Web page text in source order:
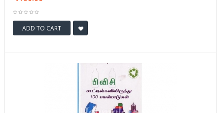
ADD TO CART